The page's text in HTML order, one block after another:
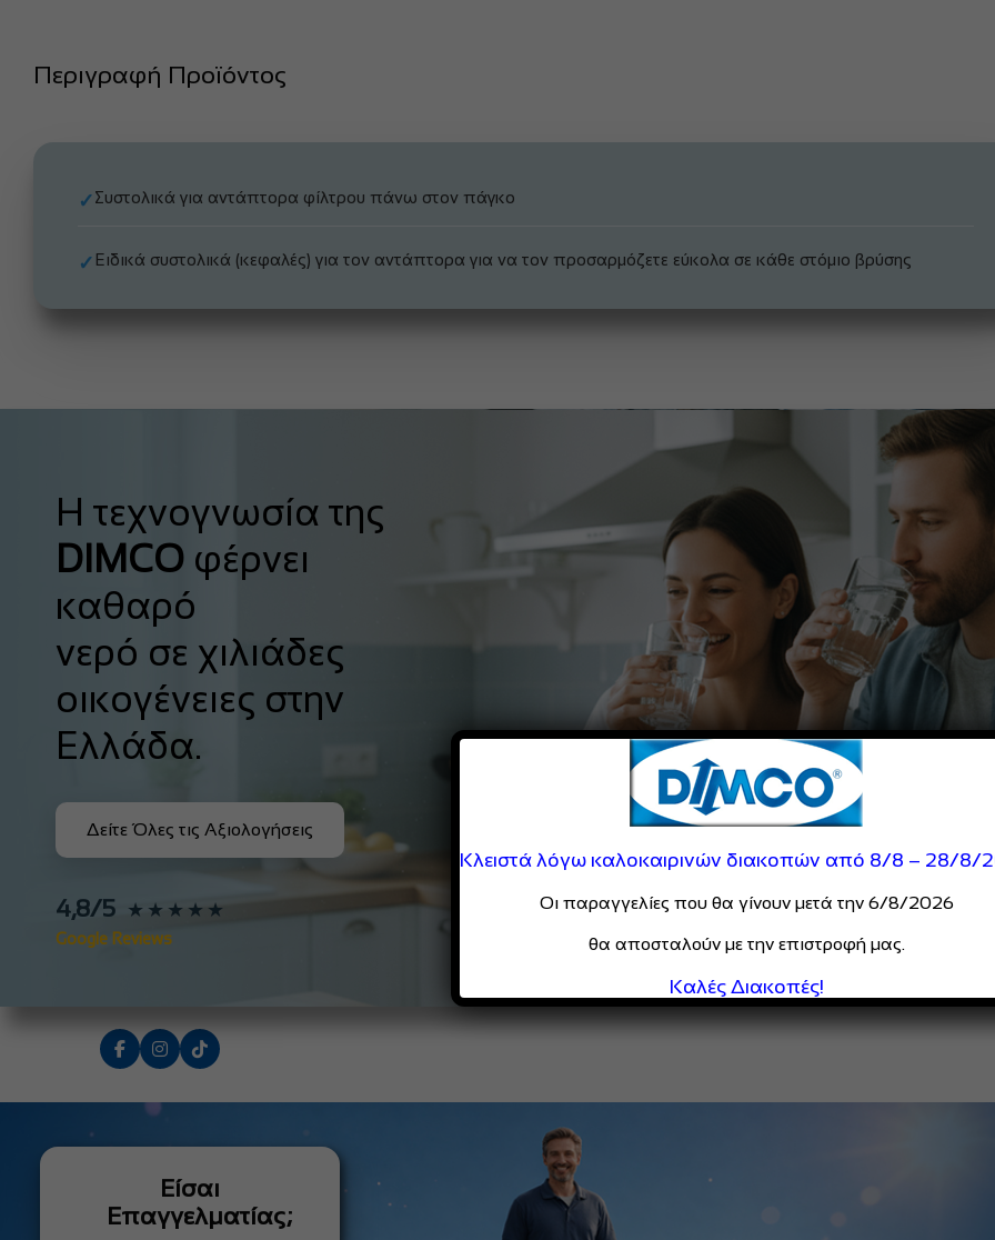
Περιγραφή Προϊόντος
✓Συστολικά για αντάπτορα φίλτρου πάνω στον πάγκο
✓ Ειδικά συστολικά (κεφαλές) για τον αντάπτορα για να τον προσαρμόζετε εύκολα σε κάθε στόμιο βρύσης
Η τεχνογνωσία της
DIMCO φέρνει
καθαρό
νερό σε χιλιάδες
οικογένειες στην
Ελλάδα.
Δείτε Όλες τις Αξιολογήσεις
4,8/5 ★★★★★
Google Reviews
Είσαι
Επαγγελματίας;
Κλειστά λόγω καλοκαιρινών διακοπών από 8/8 – 28/8/
Οι παραγγελίες που θα γίνουν μετά την 6/8/2026
θα αποσταλούν με την επιστροφή μας.
Καλές Διακοπές!